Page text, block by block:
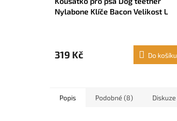
Nylabone Klíče Bacon Velikost L
319 Kč Do košíku
Popis Podobné (8) Diskuze